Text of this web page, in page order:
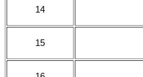
14
15